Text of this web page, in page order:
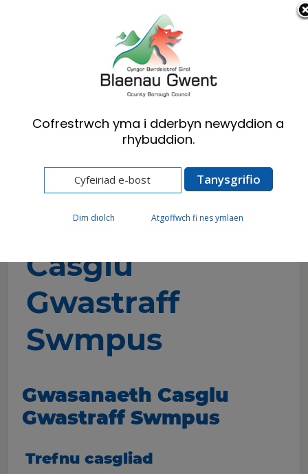
Cymraeg English
Preswylwyr
Gwastraff ac Ailgylchu
Gwasanaeth
Casglu
Gwastraff
Swmpus
Gwasanaeth Casglu
Gwastraff Swmpus
Trefnu casgliad
Cofrestrwch yma i dderbyn newyddion a
rhybuddion.
Dim diolch Atgoffwch fi nes ymlaen